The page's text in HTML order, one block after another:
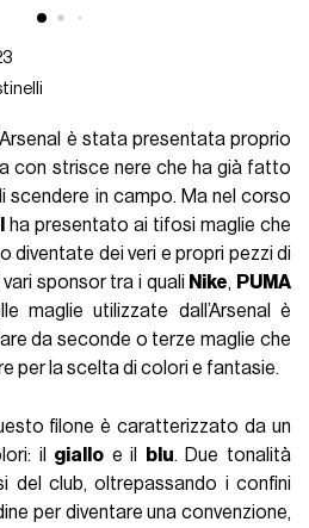
è stata presentata proprio
con strisce nere che ha già fatto
scendere in campo. Ma nel corso
ha presentato ai tifosi maglie che
diventate dei veri e propri pezzi di
sponsor tra i quali Nike, PUMA
maglie utilizzate dall’Arsenal è
da seconde o terze maglie che
per la scelta di colori e fantasie.
filone è caratterizzato da un
il giallo e il blu. Due tonalità
del club, oltrepassando i confini
per diventare una convenzione,